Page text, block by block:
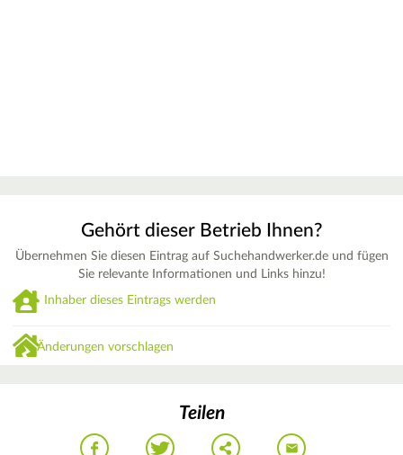
Gehört dieser Betrieb Ihnen?
Übernehmen Sie diesen Eintrag auf Suchehandwerker.de und fügen
Sie relevante Informationen und Links hinzu!
Inhaber dieses Eintrags werden
Änderungen vorschlagen
Teilen